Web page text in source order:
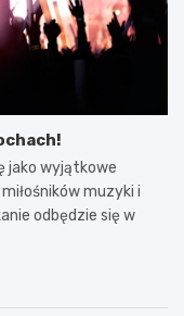
jako wyjątkowe
muzyki i
odbędzie się w